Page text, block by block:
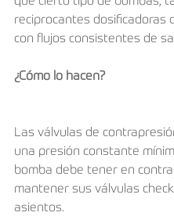
reciprocantes dosificadoras
con flujos consistentes de
¿Cómo lo hacen?
Las válvulas de
una presión constante
bomba debe tener en
mantener sus válvulas
asientos.